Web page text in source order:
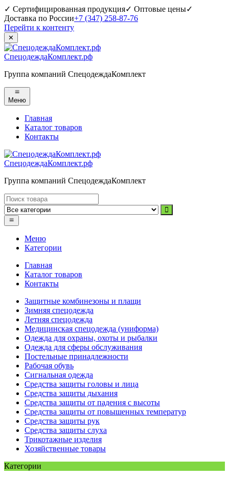
✓ Сертифицированная продукция✓ Оптовые цены✓
Доставка по России+7 (347) 258-87-76
Перейти к контенту
✕
СпецодеждаКомплект.рф
Группа компаний СпецодеждаКомплект
Меню
Главная
Каталог товаров
Контакты
СпецодеждаКомплект.рф
Группа компаний СпецодеждаКомплект
Меню
Категории
Главная
Каталог товаров
Контакты
Защитные комбинезоны и плащи
Зимняя спецодежда
Летняя спецодежда
Медицинская спецодежда (униформа)
Одежда для охраны, охоты и рыбалки
Одежда для сферы обслуживания
Постельные принадлежности
Рабочая обувь
Сигнальная одежда
Средства защиты головы и лица
Средства защиты дыхания
Средства защиты от падения с высоты
Средства защиты от повышенных температур
Средства защиты рук
Средства защиты слуха
Трикотажные изделия
Хозяйственные товары
Категории